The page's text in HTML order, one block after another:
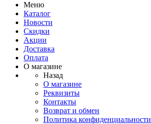
Меню
Каталог
Новости
Скидки
Акции
Доставка
Оплата
О магазине
Назад
О магазине
Реквизиты
Контакты
Возврат и обмен
Политика конфиденциальности